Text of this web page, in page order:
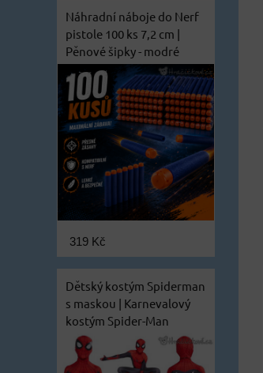
Náhradní náboje do Nerf
pistole 100 ks 7,2 cm |
Pěnové šipky - modré
319 Kč
Dětský kostým Spiderman
s maskou | Karnevalový
kostým Spider-Man